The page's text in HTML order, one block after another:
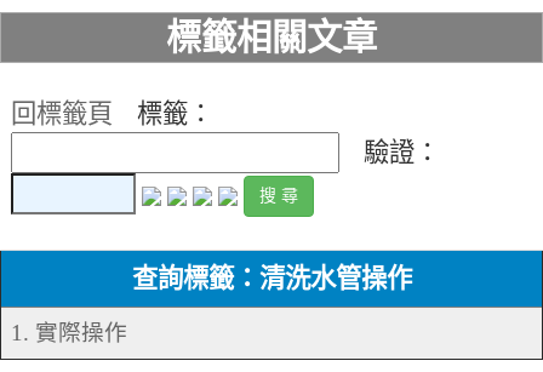
標籤相關文章
回標籤頁
標籤：
驗證：
查詢標籤：清洗水管操作
1. 實際操作